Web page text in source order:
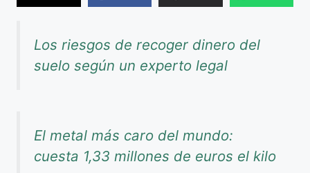
Los riesgos de recoger dinero del
suelo según un experto legal
El metal más caro del mundo:
cuesta 1,33 millones de euros el kilo